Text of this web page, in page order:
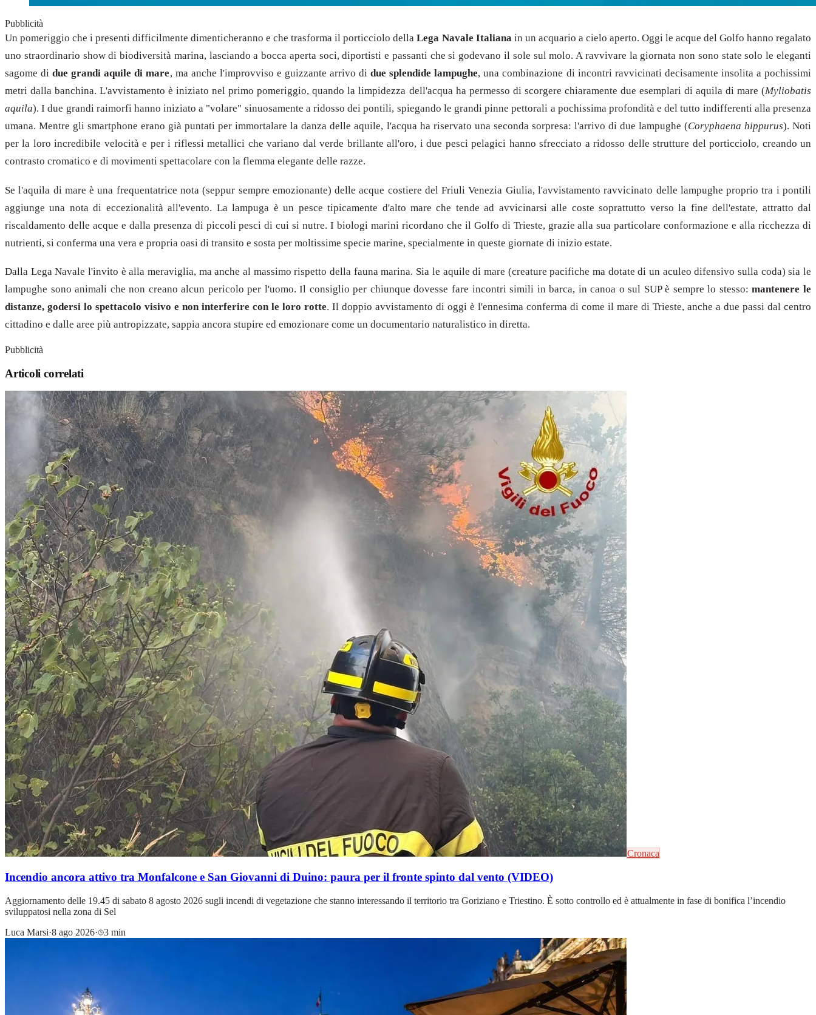
Pubblicità
Un pomeriggio che i presenti difficilmente dimenticheranno e che trasforma il porticciolo dellaLega Navale Italiana in un acquario a cielo aperto. Oggi le acque del Golfo hanno regalato
uno straordinario show di biodiversità marina, lasciando a bocca aperta soci, diportisti e passanti che si godevano il sole sul molo. A ravvivare la giornata non sono state solo le eleganti
sagome didue grandi aquile di mare, ma anche l'improvviso e guizzante arrivo didue splendide lampughe, una combinazione di incontri ravvicinati decisamente insolita a pochissimi
metri dalla banchina. L'avvistamento è iniziato nel primo pomeriggio, quando la limpidezza dell'acqua ha permesso di scorgere chiaramente due esemplari di aquila di mare (Myliobatis
aquila). I due grandi raimorfi hanno iniziato a "volare" sinuosamente a ridosso dei pontili, spiegando le grandi pinne pettorali a pochissima profondità e del tutto indifferenti alla presenza
umana. Mentre gli smartphone erano già puntati per immortalare la danza delle aquile, l'acqua ha riservato una seconda sorpresa: l'arrivo di due lampughe (Coryphaena hippurus). Noti
per la loro incredibile velocità e per i riflessi metallici che variano dal verde brillante all'oro, i due pesci pelagici hanno sfrecciato a ridosso delle strutture del porticciolo, creando un
contrasto cromatico e di movimenti spettacolare con la flemma elegante delle razze.
Se l'aquila di mare è una frequentatrice nota (seppur sempre emozionante) delle acque costiere del Friuli Venezia Giulia, l'avvistamento ravvicinato delle lampughe proprio tra i pontili
aggiunge una nota di eccezionalità all'evento. La lampuga è un pesce tipicamente d'alto mare che tende ad avvicinarsi alle coste soprattutto verso la fine dell'estate, attratto dal
riscaldamento delle acque e dalla presenza di piccoli pesci di cui si nutre. I biologi marini ricordano che il Golfo di Trieste, grazie alla sua particolare conformazione e alla ricchezza di
nutrienti, si conferma una vera e propria oasi di transito e sosta per moltissime specie marine, specialmente in queste giornate di inizio estate.
Dalla Lega Navale l'invito è alla meraviglia, ma anche al massimo rispetto della fauna marina. Sia le aquile di mare (creature pacifiche ma dotate di un aculeo difensivo sulla coda) sia le
lampughe sono animali che non creano alcun pericolo per l'uomo. Il consiglio per chiunque dovesse fare incontri simili in barca, in canoa o sul SUP è sempre lo stesso:mantenere le
distanze, godersi lo spettacolo visivo e non interferire con le loro rotte. Il doppio avvistamento di oggi è l'ennesima conferma di come il mare di Trieste, anche a due passi dal centro
cittadino e dalle aree più antropizzate, sappia ancora stupire ed emozionare come un documentario naturalistico in diretta.
Pubblicità
Articoli correlati
Cronaca
Incendio ancora attivo tra Monfalcone e San Giovanni di Duino: paura per il fronte spinto dal vento (VIDEO)
Aggiornamento delle 19.45 di sabato 8 agosto 2026 sugli incendi di vegetazione che stanno interessando il territorio tra Goriziano e Triestino. È sotto controllo ed è attualmente in fase di bonifica l’incendio
sviluppatosi nella zona di Sel
Luca Marsi·8 ago 2026· 3 min